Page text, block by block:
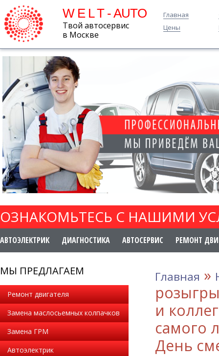
W E L T - AUTO
Твой автосервис
в Москве
Главная
Цены
ОЗНАКОМЬТЕСЬ С НАШИМИ
АВТОЭЛЕКТРИК ДИАГНОСТИКА АВТОСЕРВИС РЕМОНТ
МЫ ПРЕДЛАГАЕМ
Ремонт двигателя
Замена маслосьемных колпачков
Замена ГРМ
Автоэлектрик
Главная »
и
самого
День